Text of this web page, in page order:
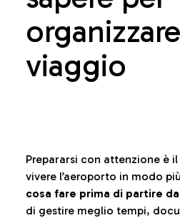
viaggio
Prepararsi con attenzione è
vivere l’aeroporto in modo
cosa fare prima di partire
di gestire meglio tempi,